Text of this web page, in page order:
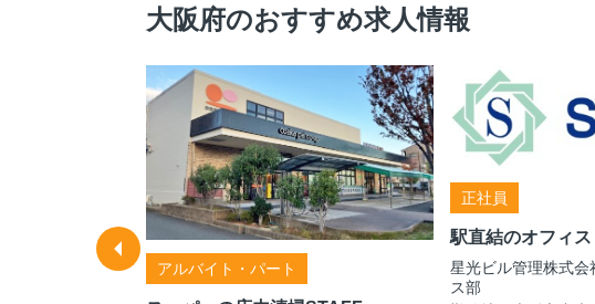
大阪府のおすすめ求人情報
アルバイト・パート
正社員
駅直結のオフィ
星光ビル管理株式
ス部